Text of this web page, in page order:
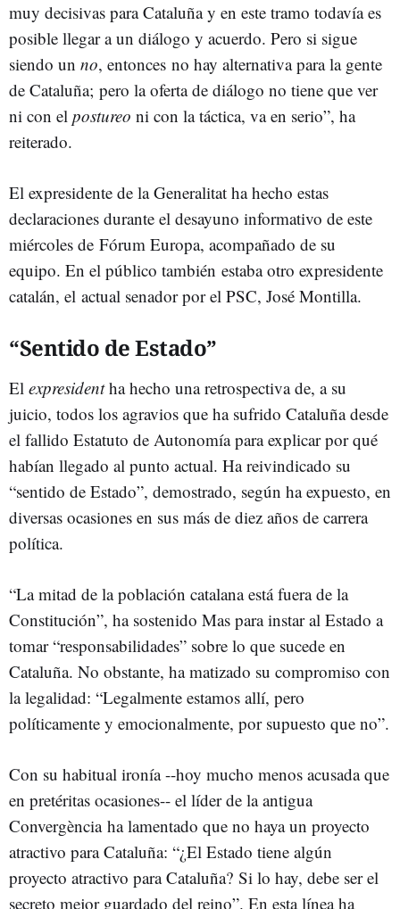
muy decisivas para Cataluña y en este tramo todavía es
posible llegar a un diálogo y acuerdo. Pero si sigue
siendo un no, entonces no hay alternativa para la gente
de Cataluña; pero la oferta de diálogo no tiene que ver
ni con el postureo ni con la táctica, va en serio”, ha
reiterado.
El expresidente de la Generalitat ha hecho estas
declaraciones durante el desayuno informativo de este
miércoles de Fórum Europa, acompañado de su
equipo. En el público también estaba otro expresidente
catalán, el actual senador por el PSC, José Montilla.
“Sentido de Estado”
El expresidentha hecho una retrospectiva de, a su
juicio, todos los agravios que ha sufrido Cataluña desde
el fallido Estatuto de Autonomía para explicar por qué
habían llegado al punto actual. Ha reivindicado su
“sentido de Estado”, demostrado, según ha expuesto, en
diversas ocasiones en sus más de diez años de carrera
política.
“La mitad de la población catalana está fuera de la
Constitución”, ha sostenido Mas para instar al Estado a
tomar “responsabilidades” sobre lo que sucede en
Cataluña. No obstante, ha matizado su compromiso con
la legalidad: “Legalmente estamos allí, pero
políticamente y emocionalmente, por supuesto que no”.
Con su habitual ironía --hoy mucho menos acusada que
en pretéritas ocasiones-- el líder de la antigua
Convergència ha lamentado que no haya un proyecto
atractivo para Cataluña: “¿El Estado tiene algún
proyecto atractivo para Cataluña? Si lo hay, debe ser el
secreto mejor guardado del reino”. En esta línea ha